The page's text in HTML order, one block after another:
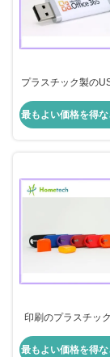
プラスチック製の
最もよい価格を得
印刷のプラスチッ
最もよい価格を得